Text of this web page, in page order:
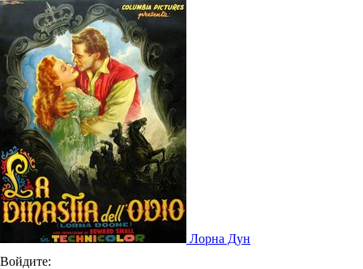
Лорна Дун
Войдите: